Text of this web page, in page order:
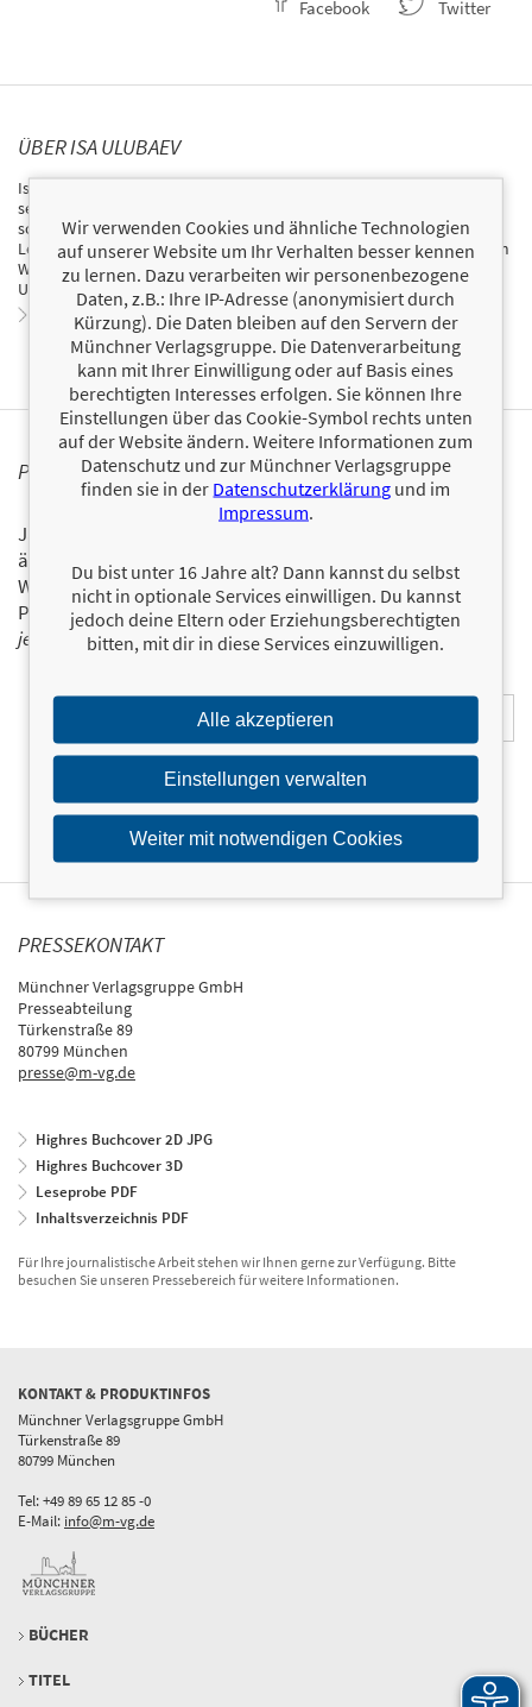
Facebook Twitter
ÜBER ISA ULUBAEV
Isa Ulubaev wurde 1990 im Kaukasus geboren und kam im Alter von
sechs Jahren nach Deutschland. Er geriet auf die schiefe Bahn und
schaffte es, sich daraus zu befreien, sein Abitur zu machen und sein
Leben grundlegend zu ändern. Von da an wollte er anderen auf ihrem
Weg helfen. Heute ist Isa erfolgreicher YouTuber, Coach und
Unternehmer.
Zum Profil von Isa Ulubaev
PERSONALISIERTE PRODUKTINFORMATIONEN
Ja, ich will über interessante Neuerscheinungen und
ähnliche Produkte informiert werden.
Wir halten Sie per E-Mail auf dem aktuellen Stand über das
Programm der Münchner Verlagsgruppe.Tragen Sie sich
jetzt ein!
PRESSEKONTAKT
Münchner Verlagsgruppe GmbH
Presseabteilung
Türkenstraße 89
80799 München
presse@m-vg.de
Highres Buchcover 2D JPG
Highres Buchcover 3D
Leseprobe PDF
Inhaltsverzeichnis PDF
Für Ihre journalistische Arbeit stehen wir Ihnen gerne zur Verfügung. Bitte
besuchen Sie unseren Pressebereich für weitere Informationen.
KONTAKT & PRODUKTINFOS
Münchner Verlagsgruppe GmbH
Türkenstraße 89
80799 München
Tel: +49 89 65 12 85 -0
E-Mail: info@m-vg.de
BÜCHER
TITEL
Wir verwenden Cookies und ähnliche Technologien
auf unserer Website um Ihr Verhalten besser kennen
zu lernen. Dazu verarbeiten wir personenbezogene
Daten, z.B.: Ihre IP-Adresse (anonymisiert durch
Kürzung). Die Daten bleiben auf den Servern der
Münchner Verlagsgruppe. Die Datenverarbeitung
kann mit Ihrer Einwilligung oder auf Basis eines
berechtigten Interesses erfolgen. Sie können Ihre
Einstellungen über das Cookie-Symbol rechts unten
auf der Website ändern. Weitere Informationen zum
Datenschutz und zur Münchner Verlagsgruppe
finden sie in der Datenschutzerklärung und im
Impressum.
Du bist unter 16 Jahre alt? Dann kannst du selbst
nicht in optionale Services einwilligen. Du kannst
jedoch deine Eltern oder Erziehungsberechtigten
bitten, mit dir in diese Services einzuwilligen.
Alle akzeptieren
Einstellungen verwalten
Weiter mit notwendigen Cookies